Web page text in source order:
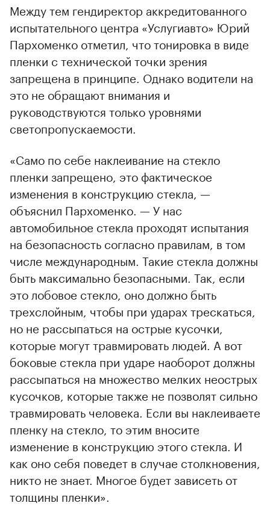
Между тем гендиректор аккредитованного
испытательного центра «Услугиавто» Юрий
Пархоменко отметил, что тонировка в виде
пленки с технической точки зрения
запрещена в принципе. Однако водители на
это не обращают внимания и
руководствуются только уровнями
светопропускаемости.
«Cамо по себе наклеивание на стекло
пленки запрещено, это фактическое
изменения в конструкцию стекла, —
объяснил Пархоменко. — У нас
автомобильное стекла проходят испытания
на безопасность согласно правилам, в том
числе международным. Такие стекла должны
быть максимально безопасными. Так, если
это лобовое стекло, оно должно быть
трехслойным, чтобы при ударах трескаться,
но не рассыпаться на острые кусочки,
которые могут травмировать людей. А вот
боковые стекла при ударе наоборот должны
рассыпаться на множество мелких неострых
кусочков, которые также не позволят сильно
травмировать человека. Если вы наклеиваете
пленку на стекло, то этим вносите
изменение в конструкцию этого стекла. И
как оно себя поведет в случае столкновения,
никто не знает. Многое будет зависеть от
толщины пленки».